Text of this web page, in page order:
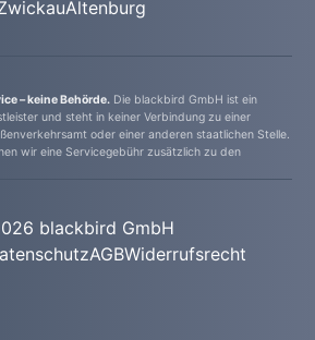
Altenburg
– keine Behörde. Die blackbird GmbH ist ein
und steht in keiner Verbindung zu einer
oder einer anderen staatlichen Stelle.
wir eine Servicegebühr zusätzlich zu den
blackbird GmbH
AGBWiderrufsrecht